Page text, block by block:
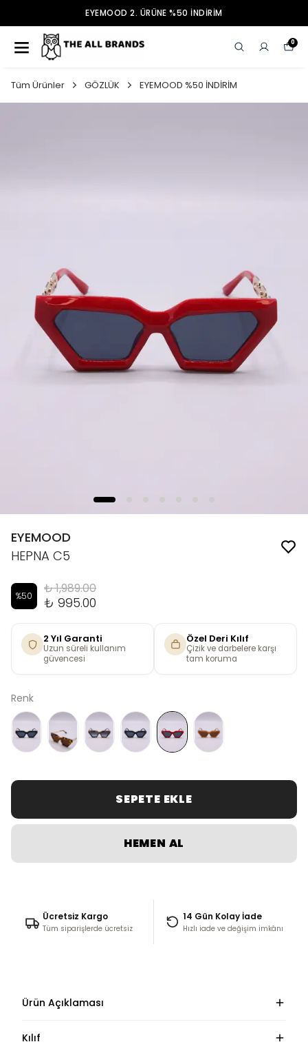
EYEMOOD 2. ÜRÜNE %50 İNDİRİM
0
Tüm Ürünler GÖZLÜK EYEMOOD %50 İNDİRİM
EYEMOOD
HEPNA C5
%50 ₺ 1,989.00
₺ 995.00
2 Yıl Garanti
Uzun süreli kullanım
güvencesi
Özel Deri Kılıf
Çizik ve darbelere karşı
tam koruma
Renk
SEPETE EKLE
HEMEN AL
Ücretsiz Kargo
Tüm siparişlerde ücretsiz
14 Gün Kolay İade
Hızlı iade ve değişim imkânı
Ürün Açıklaması
Kılıf